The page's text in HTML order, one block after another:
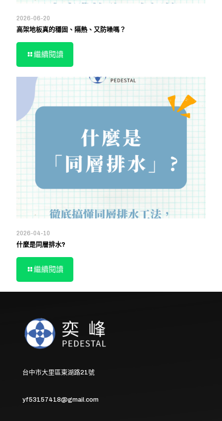
2026-06-20
高架地板真的穩固、隔熱、又防噪嗎？
繼續閱讀
2026-04-10
什麼是同層排水?
繼續閱讀
台中市大里區東湖路21號
yf53157418@gmail.com